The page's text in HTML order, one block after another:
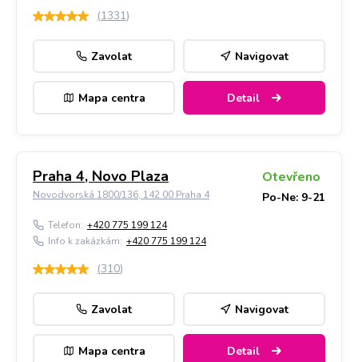
(1331)
Zavolat Navigovat
Mapa centra Detail
Praha 4, Novo Plaza
Novodvorská 1800/136, 142 00 Praha 4
Otevřeno
Po-Ne: 9-21
Telefon: +420 775 199 124
Info k zakázkám: +420 775 199 124
(310)
Zavolat Navigovat
Mapa centra Detail